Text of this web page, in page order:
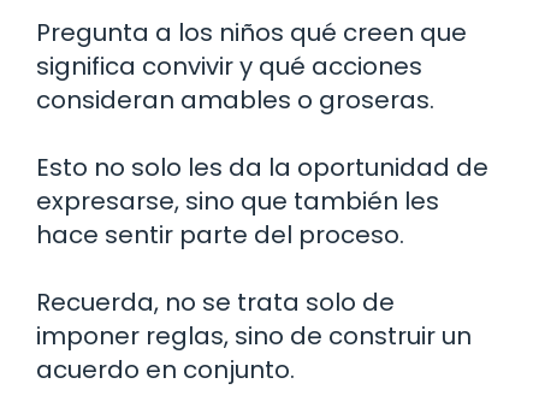
Pregunta a los niños qué creen que
significa convivir y qué acciones
consideran amables o groseras.
Esto no solo les da la oportunidad de
expresarse, sino que también les
hace sentir parte del proceso.
Recuerda, no se trata solo de
imponer reglas, sino de construir un
acuerdo en conjunto.